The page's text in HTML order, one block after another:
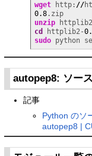
wget http: //
0.8
.zip
unzip
cd
httplib2-
sudo python
autopep8: ソー
記事
Python のソ
autopep8 |